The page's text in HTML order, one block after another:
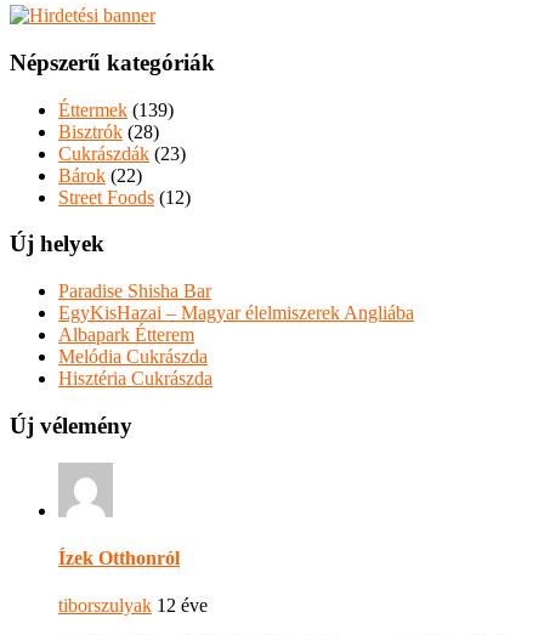
Népszerű kategóriák
Éttermek (139)
Bisztrók (28)
Cukrászdák (23)
Bárok (22)
Street Foods (12)
Új helyek
Paradise Shisha Bar
EgyKisHazai – Magyar élelmiszerek Angliába
Albapark Étterem
Melódia Cukrászda
Hisztéria Cukrászda
Új vélemény
Ízek Otthonról
tiborszulyak 12 éve